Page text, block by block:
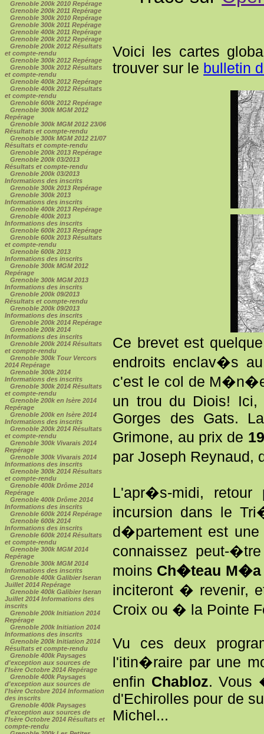
Grenoble 200k 2010 Repérage
Grenoble 200k 2011 Repérage
Grenoble 300k 2010 Repérage
Grenoble 300k 2011 Repérage
Grenoble 400k 2011 Repérage
Grenoble 200k 2012 Repérage
Grenoble 200k 2012 Résultats
et compte-rendu
Grenoble 300k 2012 Repérage
Grenoble 300k 2012 Résultats
et compte-rendu
Grenoble 400k 2012 Repérage
Grenoble 400k 2012 Résultats
et compte-rendu
Grenoble 600k 2012 Repérage
Grenoble 300k MGM 2012
Repérage
Grenoble 300k MGM 2012 23/06
Résultats et compte-rendu
Grenoble 300k MGM 2012 21/07
Résultats et compte-rendu
Grenoble 200k 2013 Repérage
Grenoble 200k 03/2013
Résultats et compte-rendu
Grenoble 200k 03/2013
Informations des inscrits
Grenoble 300k 2013 Repérage
Grenoble 300k 2013
Informations des inscrits
Grenoble 400k 2013 Repérage
Grenoble 400k 2013
Informations des inscrits
Grenoble 600k 2013 Repérage
Grenoble 600k 2013 Résultats
et compte-rendu
Grenoble 600k 2013
Informations des inscrits
Grenoble 300k MGM 2012
Repérage
Grenoble 300k MGM 2013
Informations des inscrits
Grenoble 200k 09/2013
Résultats et compte-rendu
Grenoble 200k 09/2013
Informations des inscrits
Grenoble 200k 2014 Repérage
Grenoble 200k 2014
Informations des inscrits
Grenoble 200k 2014 Résultats
et compte-rendu
Grenoble 300k Tour Vercors
2014 Repérage
Grenoble 300k 2014
Informations des inscrits
Grenoble 300k 2014 Résultats
et compte-rendu
Grenoble 200k en Isère 2014
Repérage
Grenoble 200k en Isère 2014
Informations des inscrits
Grenoble 200k 2014 Résultats
et compte-rendu
Grenoble 300k Vivarais 2014
Repérage
Grenoble 300k Vivarais 2014
Informations des inscrits
Grenoble 300k 2014 Résultats
et compte-rendu
Grenoble 400k Drôme 2014
Repérage
Grenoble 400k Drôme 2014
Informations des inscrits
Grenoble 600k 2014 Repérage
Grenoble 600k 2014
Informations des inscrits
Grenoble 600k 2014 Résultats
et compte-rendu
Grenoble 300k MGM 2014
Repérage
Grenoble 300k MGM 2014
Informations des inscrits
Grenoble 400k Galibier Iseran
Juillet 2014 Repérage
Grenoble 400k Galibier Iseran
Juillet 2014 Informations des
inscrits
Grenoble 200k Initiation 2014
Repérage
Grenoble 200k Initiation 2014
Informations des inscrits
Grenoble 200k Initiation 2014
Résultats et compte-rendu
Grenoble 400k Paysages
d'exception aux sources de
l'Isère Octobre 2014 Repérage
Grenoble 400k Paysages
d'exception aux sources de
l'Isère Octobre 2014 Information
des inscrits
Grenoble 400k Paysages
d'exception aux sources de
l'Isère Octobre 2014 Résultats et
compte-rendu
Voici les cartes
trouver sur le bulletin
Ce brevet est
endroits enclav�s
c'est le col de
un trou du Diois!
Gorges des Gats.
Grimone, au prix de
par Joseph Reynaud,
L'apr�s-midi,
incursion dans le
d�partement est une
connaissez peut-
moins Ch�teau M�a
inciteront � revenir,
Croix ou � la Pointe
Vu ces deux
l'itin�raire par une
enfin Chabloz. Vous
d'Echirolles pour de
Michel...